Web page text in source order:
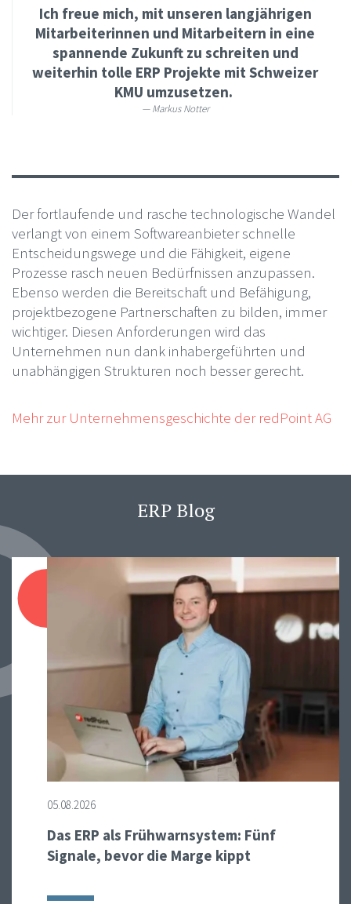
Ich freue mich, mit unseren langjährigen
Mitarbeiterinnen und Mitarbeitern in eine
spannende Zukunft zu schreiten und
weiterhin tolle ERP Projekte mit Schweizer
KMU umzusetzen.
Markus Notter
Der fortlaufende und rasche technologische Wandel
verlangt von einem Softwareanbieter schnelle
Entscheidungswege und die Fähigkeit, eigene
Prozesse rasch neuen Bedürfnissen anzupassen.
Ebenso werden die Bereitschaft und Befähigung,
projektbezogene Partnerschaften zu bilden, immer
wichtiger. Diesen Anforderungen wird das
Unternehmen nun dank inhabergeführten und
unabhängigen Strukturen noch besser gerecht.
Mehr zur Unternehmensgeschichte der redPoint AG
ERP Blog
05.08.2026
Das ERP als Frühwarnsystem: Fünf
Signale, bevor die Marge kippt